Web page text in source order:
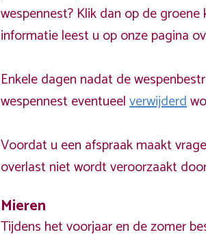
wespennest? Klik dan op de groene
informatie leest u op onze pagina
Enkele dagen nadat de
wespennest eventueelverwijderd
Voordat u een afspraak maakt
overlast niet wordt veroorzaakt
Mieren
Tijdens het voorjaar en de zomer